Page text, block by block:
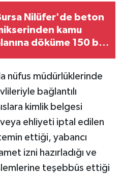
Nilüfer'de beton
kamu
döküme 150 bin
nüfus müdürlüklerinde
bağlantılı
kimlik belgesi
ehliyeti iptal edilen
ettiği, yabancı
izni hazırladığı ve
teşebbüs ettiği